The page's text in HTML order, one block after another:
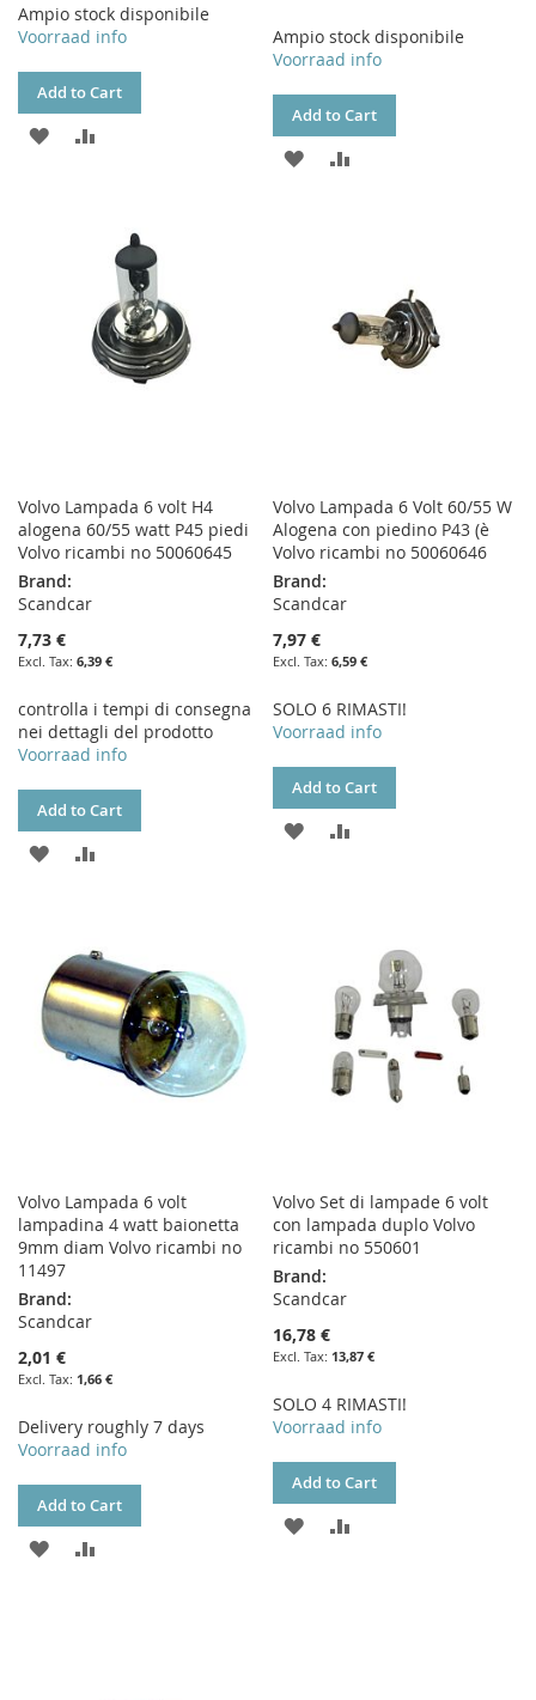
Ampio stock disponibile
Voorraad info
Add to Cart
ADD
Ampio stock disponibile
Voorraad info
Add to Cart
ADD
Volvo Lampada 6 volt H4
alogena 60/55 watt P45 piedi
Volvo ricambi no 50060645
Brand:
Scandcar
7,73 €
6,39 €
controlla i tempi di consegna
nei dettagli del prodotto
Voorraad info
Add to Cart
ADD
LIST
Volvo Lampada 6 Volt 60/55 W
Alogena con piedino P43 (è
Volvo ricambi no 50060646
Brand:
Scandcar
7,97 €
6,59 €
SOLO 6 RIMASTI!
Voorraad info
Add to Cart
ADD
Volvo Lampada 6 volt
lampadina 4 watt baionetta
9mm diam Volvo ricambi no
11497
Brand:
Scandcar
2,01 €
1,66 €
Delivery roughly 7 days
Voorraad info
Add to Cart
ADD
Volvo Set di lampade 6 volt
con lampada duplo Volvo
ricambi no 550601
Brand:
Scandcar
16,78 €
13,87 €
SOLO 4 RIMASTI!
Voorraad info
Add to Cart
ADD